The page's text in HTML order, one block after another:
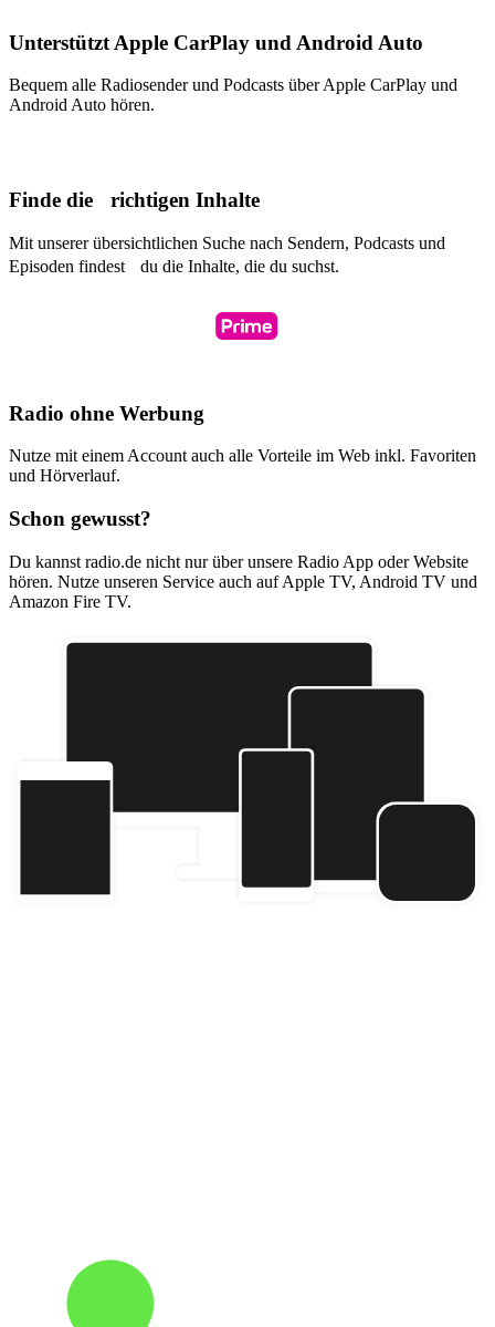
Unterstützt Apple CarPlay und Android Auto
Bequem alle Radiosender und Podcasts über Apple CarPlay und
Android Auto hören.
Finde die richtigen Inhalte
Mit unserer übersichtlichen Suche nach Sendern, Podcasts und
Episoden findest du die Inhalte, die du suchst.
Radio ohne Werbung
Nutze mit einem Account auch alle Vorteile im Web inkl. Favoriten
und Hörverlauf.
Schon gewusst?
Du kannst radio.de nicht nur über unsere Radio App oder Website
hören. Nutze unseren Service auch auf Apple TV, Android TV und
Amazon Fire TV.